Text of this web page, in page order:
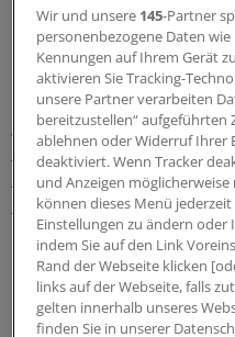
Die gesetzlichen Kassen
Überschuss von 3,15
gesetzliche
Geldpolster von mehr als
Bundesbank
GKV-Überschuss.
Das Potenzial für
nicht ausgeschöpft
bereits im März geurteilt.
Wir und unsere 145-Partner
personenbezogene Daten
Kennungen auf Ihrem Gerät
aktivieren Sie Tracking-
unsere Partner verarbeiten
bereitzustellen“ aufgeführten
ablehnen oder Widerruf Ihrer
deaktiviert. Wenn Tracker
und Anzeigen
können dieses Menü
Einstellungen zu ändern
indem Sie auf den Link
Rand der Webseite klicken
links auf der Webseite, falls
gelten innerhalb unseres
finden Sie in unserer